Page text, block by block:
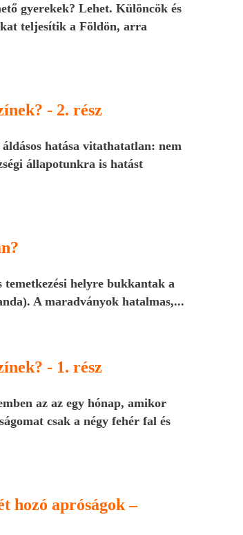
gyerekek? Lehet. Különcök és
teljesítik a Földön, arra
- 2. rész
hatása vitathatatlan: nem
állapotunkra is hatást
helyre bukkantak a
A maradványok hatalmas,...
- 1. rész
az az egy hónap, amikor
csak a négy fehér fal és
hozó apróságok –